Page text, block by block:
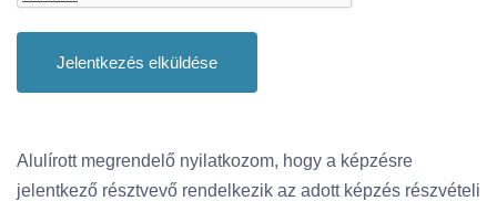
Jelentkezés elküldése
Alulírott megrendelő nyilatkozom, hogy a képzésre
jelentkező résztvevő rendelkezik az adott képzés részvételi